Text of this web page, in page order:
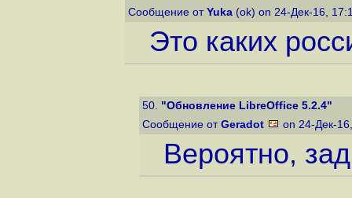
Сообщение от Yuka (ok) on 24-Дек-16,
Это каких
50. "Обновление LibreOffice 5.2.4"
Сообщение от Geradot on 24-Дек-
Вероятно,